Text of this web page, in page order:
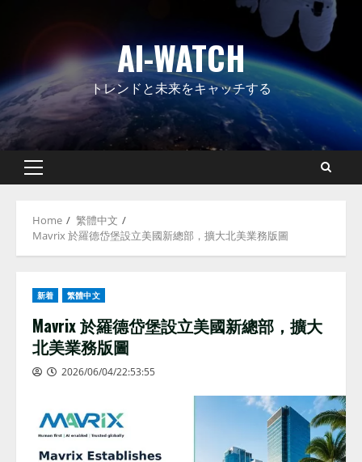
AI-WATCH
トレンドと未来をキャッチする
Primary
Home
繁體中文
Mavrix 於羅德岱堡設立美國新總部，擴大北美業務版圖
新着 繁體中文
Mavrix 於羅德岱堡設立美國新總部，擴大
北美業務版圖
2026/06/04/22:53:55